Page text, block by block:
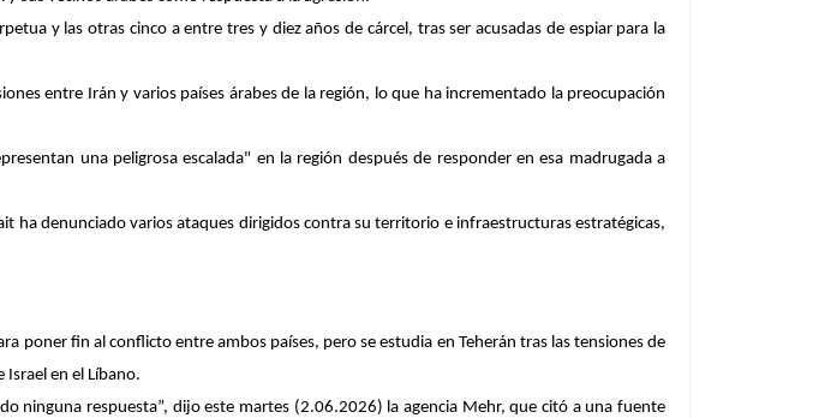
y las otras cinco a entre tres y diez años de cárcel, tras ser acusadas de espiar para la
entre Irán y varios países árabes de la región, lo que ha incrementado la preocupación
una peligrosa escalada" en la región después de responder en esa madrugada a
ha denunciado varios ataques dirigidos contra su territorio e infraestructuras estratégicas,
poner fin al conflicto entre ambos países, pero se estudia en Teherán tras las tensiones de
Israel en el Líbano.
ninguna respuesta”, dijo este martes (2.06.2026) la agencia Mehr, que citó a una fuente